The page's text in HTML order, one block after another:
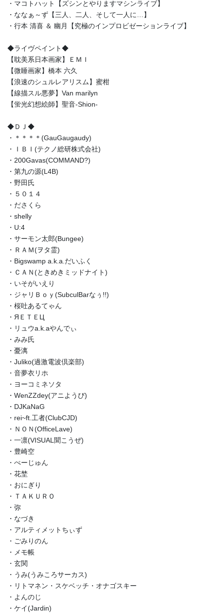
・マコトハット【ズシンとやりますマシンライブ】
・ななぁ～ず【三人、二人、そして一人に…】
・行本 清喜 ＆ 幽月【究極のインプロビゼーションライブ】
◆ライヴペイント◆
【耽美系日本画家】ＥＭＩ
【微睡画家】橋本 六久
【浪速のシュルレアリスム】蜜柑
【線描スル悪夢】Van marilyn
【蛍光幻想絵師】聖音-Shion-
◆ＤＪ◆
・＊＊＊＊(GauGaugaudy)
・ＩＢＩ(テクノ総研株式会社)
・200Gavas(COMMAND?)
・第九の源(L4B)
・野田氏
・５０１４
・ださくら
・shelly
・U:4
・サーモン太郎(Bungee)
・ＲＡＭ(ヲタ霊)
・Bigswamp a.k.a.だいふく
・ＣＡＮ(ときめきミッドナイト)
・いそがいえり
・ジャリＢｏｙ(SubculBarなぅ!!)
・桜吐あるてゃん
・ЯＥＴＥЦ
・リュウa.k.aやんでぃ
・みみ氏
・憂漓
・Juliko(過激電波倶楽部)
・音夢衣リホ
・ヨーコミネソタ
・WenZZdey(アニようび)
・DJKaNaG
・rei~ft.工者(ClubCJD)
・ＮＯＮ(OfficeLave)
・一凛(VISUAL聞こうぜ)
・豊崎空
・ぺーじゅん
・花埜
・おにぎり
・ＴＡＫＵＲＯ
・弥
・なづき
・アルティメットちぃず
・ごみりのん
・メモ帳
・玄関
・うみ(うみころサーカス)
・リトマネン・スケベッチ・オナゴスキー
・よんのじ
・ケイ(Jardin)